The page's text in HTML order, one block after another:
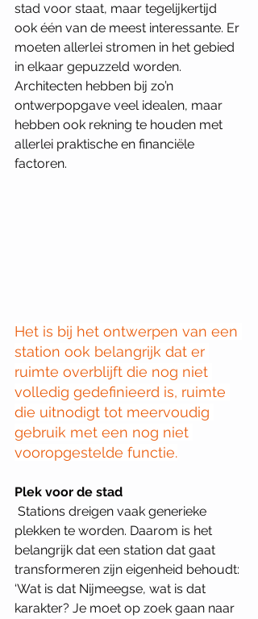
stad voor staat, maar tegelijkertijd
ook één van de meest interessante. Er
moeten allerlei stromen in het gebied
in elkaar gepuzzeld worden.
Architecten hebben bij zo’n
ontwerpopgave veel idealen, maar
hebben ook rekning te houden met
allerlei praktische en financiële
factoren.
Het is bij het ontwerpen van een
station ook belangrijk dat er
ruimte overblijft die nog niet
volledig gedefinieerd is, ruimte
die uitnodigt tot meervoudig
gebruik met een nog niet
vooropgestelde functie.
Plek voor de stad
plekken te worden. Daarom is het
belangrijk dat een station dat gaat
transformeren zijn eigenheid behoudt:
‘Wat is dat Nijmeegse, wat is dat
karakter? Je moet op zoek gaan naar